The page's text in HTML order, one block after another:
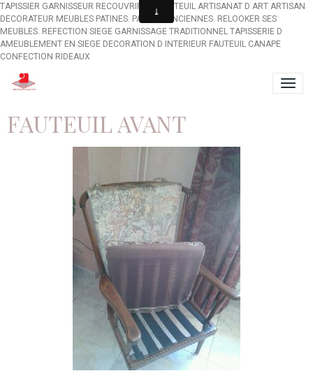
TAPISSIER GARNISSEUR RECOUVRIR UN FAUTEUIL ARTISANAT D ART ARTISAN
DECORATEUR MEUBLES PATINES. PATINES ANCIENNES. RELOOKER SES
MEUBLES. REFECTION SIEGE GARNISSAGE TRADITIONNEL TAPISSERIE D
AMEUBLEMENT EN SIEGE DECORATION D INTERIEUR FAUTEUIL CANAPE
CONFECTION RIDEAUX
FAUTEUIL AVANT